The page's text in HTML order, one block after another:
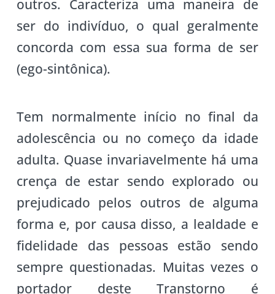
outros. Caracteriza uma maneira de
ser do indivíduo, o qual geralmente
concorda com essa sua forma de ser
(ego-sintônica).
Tem normalmente início no final da
adolescência ou no começo da idade
adulta. Quase invariavelmente há uma
crença de estar sendo explorado ou
prejudicado pelos outros de alguma
forma e, por causa disso, a lealdade e
fidelidade das pessoas estão sendo
sempre questionadas. Muitas vezes o
portador deste Transtorno é